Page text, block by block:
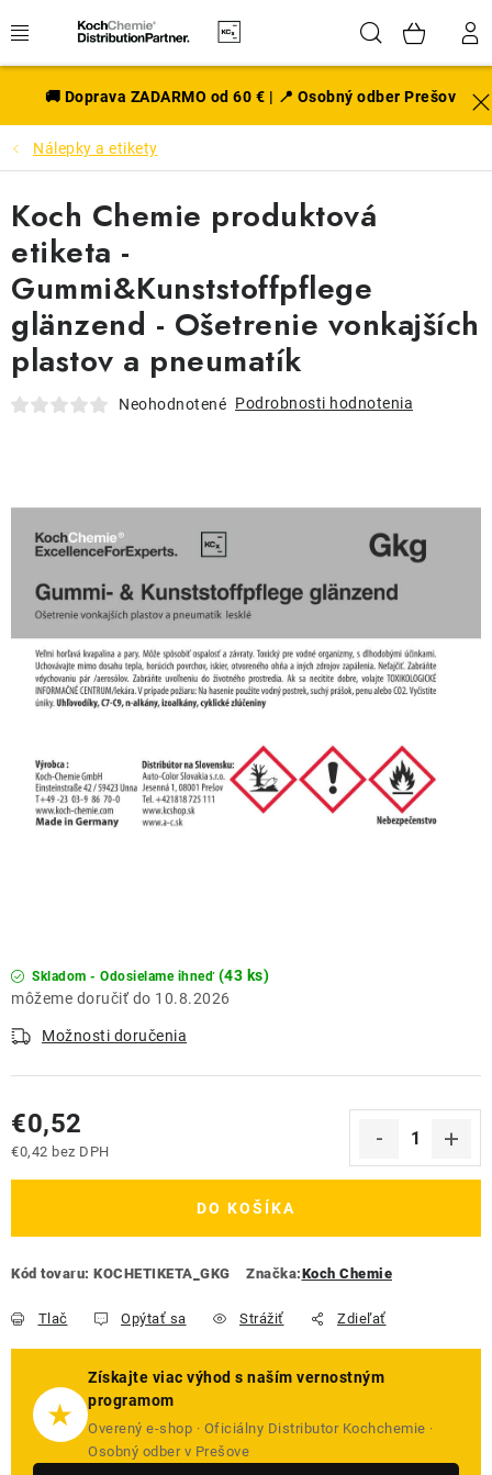
na
Hľadať
EXTERIÉR
DISKY A PNEU
INTERIÉR
PRÍSLUŠENSTVO
VÔNE DO AUTA
DARČEKOVÉ POUKAZY
ČISTENIE A ÚDRŽBA LODÍ
ZNAČKY
info@kcshop.sk
+421 918 725 111
Obchodní zástupcovia
Blog
🚚 Doprava ZADARMO od 60 € | 📍 Osobný odber Prešov
Nálepky a etikety
Skladom - Odosielame ihneď (43 ks)
10.8.2026
Možnosti doručenia
€0,52
€0,42 bez DPH
DO KOŠÍKA
Kód tovaru: KOCHETIKETA_GKG Značka:Koch Chemie
Tlač Opýtať sa Strážiť Zdieľať
★
Získajte viac výhod s naším vernostným
programom
Overený e-shop · Oficiálny Distributor Kochchemie ·
Osobný odber v Prešove
Koch Chemie produktová
etiketa -
Gummi&Kunststoffpflege
glänzend - Ošetrenie vonkajších
plastov a pneumatík
Neohodnotené Podrobnosti hodnotenia